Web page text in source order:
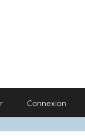
Connexion